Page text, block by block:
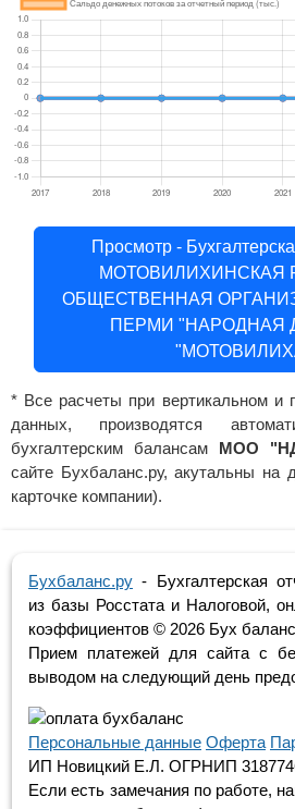
Просмотр -
МОТОВИЛИХИНСКАЯ
ОБЩЕСТВЕННАЯ
ПЕРМИ "НАРОДНАЯ
* Все расчеты при вертикальном и
данных, производятся
бухгалтерским балансам МОО
сайте Бухбаланс.ру, акутальны на
карточке компании).
Бухбаланс.ру - Бухгалтерская
из базы Росстата и Налоговой,
коэффициентов © 2026 Бух баланс
Прием платежей для сайта с
выводом на следующий день
Персональные данные Оферта
ИП Новицкий Е.Л. ОГРНИП
Если есть замечания по работе,